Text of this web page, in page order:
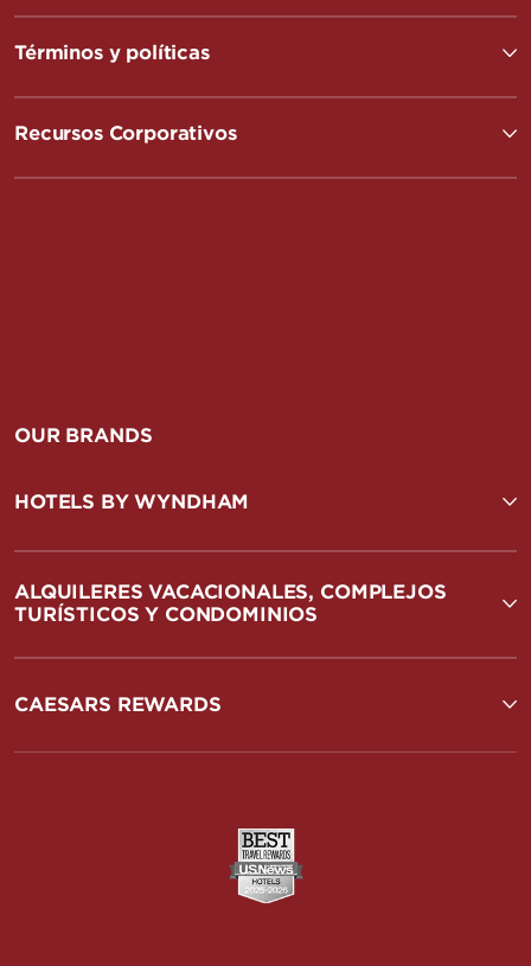
Términos y políticas
Recursos Corporativos
OUR BRANDS
HOTELS BY WYNDHAM
ALQUILERES VACACIONALES, COMPLEJOS
TURÍSTICOS Y CONDOMINIOS
CAESARS REWARDS